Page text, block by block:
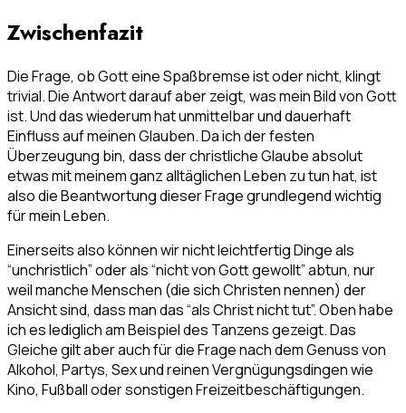
Zwischenfazit
Die Frage, ob Gott eine Spaßbremse ist oder nicht, klingt
trivial. Die Antwort darauf aber zeigt, was mein Bild von Gott
ist. Und das wiederum hat unmittelbar und dauerhaft
Einfluss auf meinen Glauben. Da ich der festen
Überzeugung bin, dass der christliche Glaube absolut
etwas mit meinem ganz alltäglichen Leben zu tun hat, ist
also die Beantwortung dieser Frage grundlegend wichtig
für mein Leben.
Einerseits also können wir nicht leichtfertig Dinge als
“unchristlich” oder als “nicht von Gott gewollt” abtun, nur
weil manche Menschen (die sich Christen nennen) der
Ansicht sind, dass man das “als Christ nicht tut”. Oben habe
ich es lediglich am Beispiel des Tanzens gezeigt. Das
Gleiche gilt aber auch für die Frage nach dem Genuss von
Alkohol, Partys, Sex und reinen Vergnügungsdingen wie
Kino, Fußball oder sonstigen Freizeitbeschäftigungen.